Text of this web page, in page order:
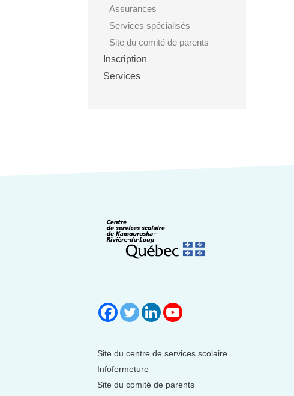
Assurances
Services spécialisés
Site du comité de parents
Inscription
Services
Site du centre de services scolaire
Infofermeture
Site du comité de parents